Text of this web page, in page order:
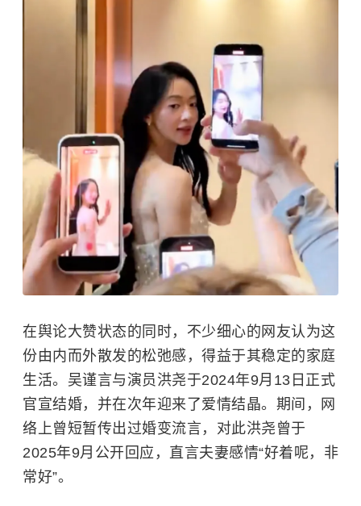
在舆论大赞状态的同时，不少细心的网友认为这
份由内而外散发的松弛感，得益于其稳定的家庭
生活。吴谨言与演员 洪尧于2024年9月13日正式
官宣结婚，并在次年迎来了爱情结晶。期间，网
络上曾短暂传出过婚变流言，对此洪尧曾于
2025年9月公开回应，直言夫妻感情“好着呢，非
常好”。